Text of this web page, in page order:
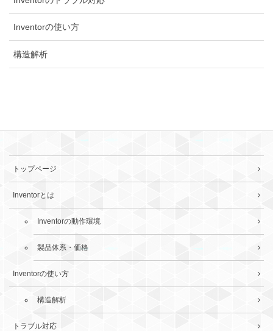
Inventorの使い方
構造解析
トップページ
Inventorとは
Inventorの動作環境
製品体系・価格
Inventorの使い方
構造解析
トラブル対応